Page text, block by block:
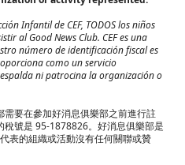
Infantil de CEF, TODOS los niños
al Good News Club. CEF es una
número de identificación fiscal es
como un servicio
ni patrocina la organización o
需要在參加好消息俱樂部之前進行註
稅號是 95-1878826。好消息俱樂部是
表的組織或活動沒有任何關聯或贊